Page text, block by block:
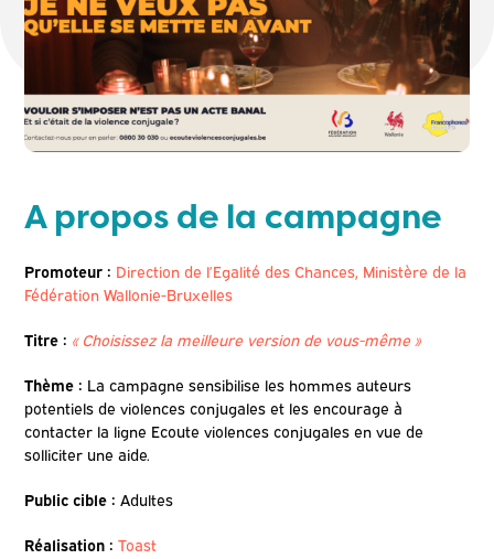
A propos de la campagne
Promoteur : Direction de l’Egalité des Chances, Ministère de la
Fédération Wallonie-Bruxelles
Titre : « Choisissez la meilleure version de vous-même »
Thème : La campagne sensibilise les hommes auteurs
potentiels de violences conjugales et les encourage à
contacter la ligne Ecoute violences conjugales en vue de
solliciter une aide.
Public cible :Adultes
Réalisation :Toast